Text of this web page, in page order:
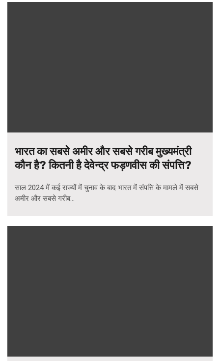
भारत का सबसे अमीर और सबसे गरीब मुख्यमंत्री
कौन है? कितनी है देवेन्द्र फड़णवीस की संपत्ति?
साल 2024 में कई राज्यों में चुनाव के बाद भारत में संपत्ति के मामले में सबसे
अमीर और सबसे गरीब...